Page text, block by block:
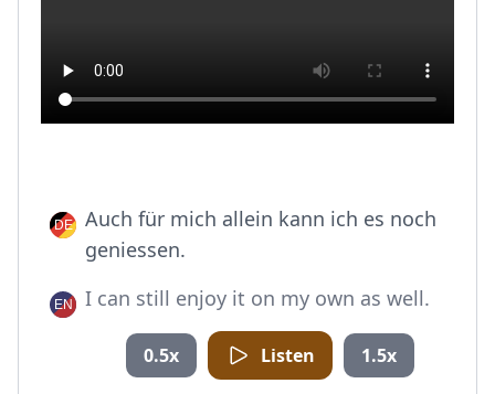
Auch für mich allein kann ich es noch
geniessen.
I can still enjoy it on my own as well.
0.5x Listen 1.5x